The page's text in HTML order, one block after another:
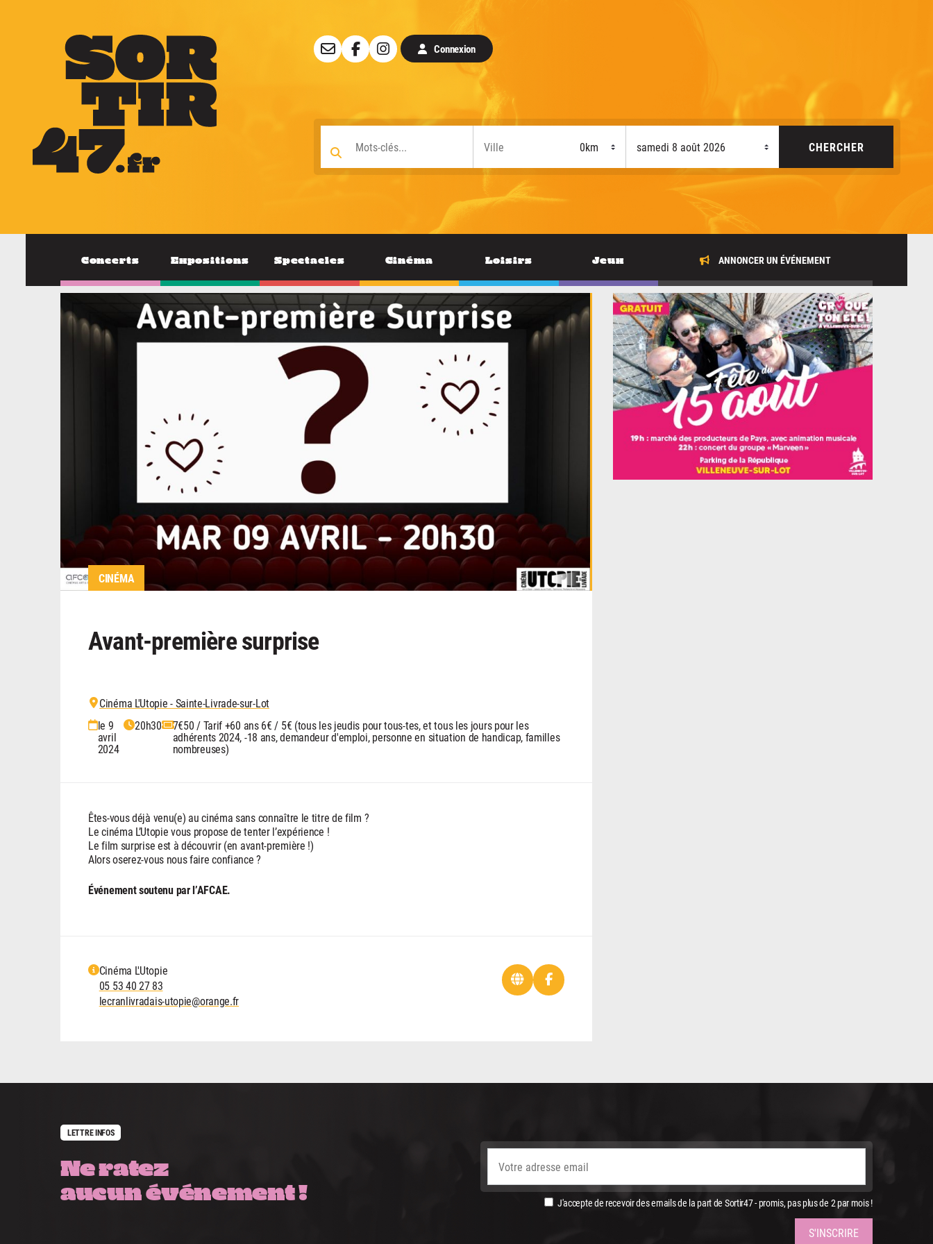
Connexion
Concerts Expositions Spectacles Cinéma Loisirs Jeux ANNONCER UN ÉVÉNEMENT
CINÉMA
Avant-première surprise
Cinéma L'Utopie - Sainte-Livrade-sur-Lot
le 9
avril
2024
20h30
7€50 / Tarif +60 ans 6€ / 5€ (tous les jeudis pour tous-tes, et tous les jours pour les
adhérents 2024, -18 ans, demandeur d'emploi, personne en situation de handicap, familles
nombreuses)
Êtes-vous déjà venu(e) au cinéma sans connaître le titre de film ?
Le cinéma L’Utopie vous propose de tenter l’expérience !
Le film surprise est à découvrir (en avant-première !)
Alors oserez-vous nous faire confiance ?
Événement soutenu par l’AFCAE.
Cinéma L'Utopie
05 53 40 27 83
lecranlivradais-utopie@orange.fr
LETTRE INFOS
Ne ratez
aucun événement !
J'accepte de recevoir des emails de la part de Sortir47 - promis, pas plus de 2 par mois !